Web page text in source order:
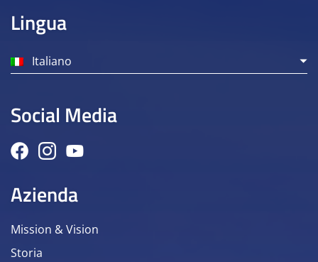
Lingua
Italiano
Social Media
Azienda
Mission & Vision
Storia